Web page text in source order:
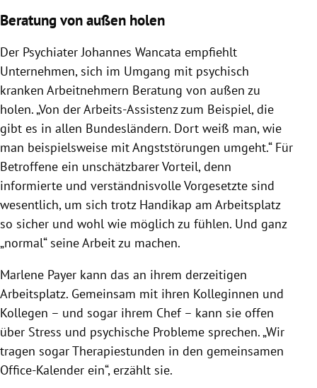
Beratung von außen holen
Der Psychiater Johannes Wancata empfiehlt
Unternehmen, sich im Umgang mit psychisch
kranken Arbeitnehmern Beratung von außen zu
holen. „Von der Arbeits-Assistenz zum Beispiel, die
gibt es in allen Bundesländern. Dort weiß man, wie
man beispielsweise mit Angststörungen umgeht.“ Für
Betroffene ein unschätzbarer Vorteil, denn
informierte und verständnisvolle Vorgesetzte sind
wesentlich, um sich trotz Handikap am Arbeitsplatz
so sicher und wohl wie möglich zu fühlen. Und ganz
„normal“ seine Arbeit zu machen.
Marlene Payer kann das an ihrem derzeitigen
Arbeitsplatz. Gemeinsam mit ihren Kolleginnen und
Kollegen – und sogar ihrem Chef – kann sie offen
über Stress und psychische Probleme sprechen. „Wir
tragen sogar Therapiestunden in den gemeinsamen
Office-Kalender ein“, erzählt sie.